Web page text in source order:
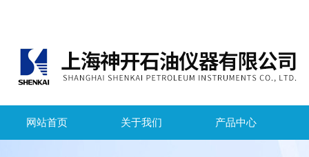
网站首页 关于我们 产品中心